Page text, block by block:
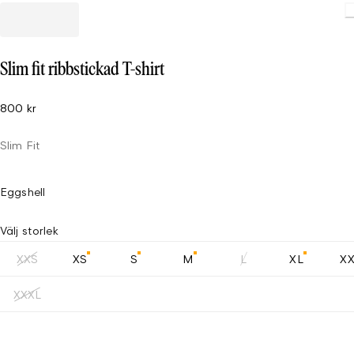
Slim fit ribbstickad T-shirt
800 kr
Slim Fit
Eggshell
Välj storlek
XXS XS S M L XL
XXXL